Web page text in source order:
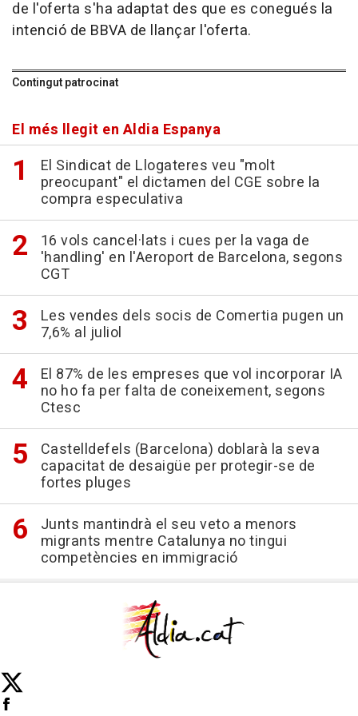
de l'oferta s'ha adaptat des que es conegués la
intenció de BBVA de llançar l'oferta.
Contingut patrocinat
El més llegit en Aldia Espanya
El Sindicat de Llogateres veu "molt
preocupant" el dictamen del CGE sobre la
compra especulativa
16 vols cancel·lats i cues per la vaga de
'handling' en l'Aeroport de Barcelona, segons
CGT
Les vendes dels socis de Comertia pugen un
7,6% al juliol
El 87% de les empreses que vol incorporar IA
no ho fa per falta de coneixement, segons
Ctesc
Castelldefels (Barcelona) doblarà la seva
capacitat de desaigüe per protegir-se de
fortes pluges
Junts mantindrà el seu veto a menors
migrants mentre Catalunya no tingui
competències en immigració